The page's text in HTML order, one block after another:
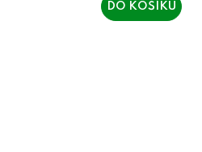
DO KOŠÍKU